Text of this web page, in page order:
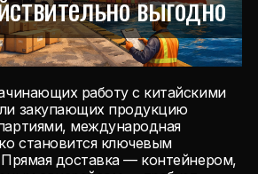
работу с китайскими
закупающих продукцию
международная
становится ключевым
доставка — контейнером,